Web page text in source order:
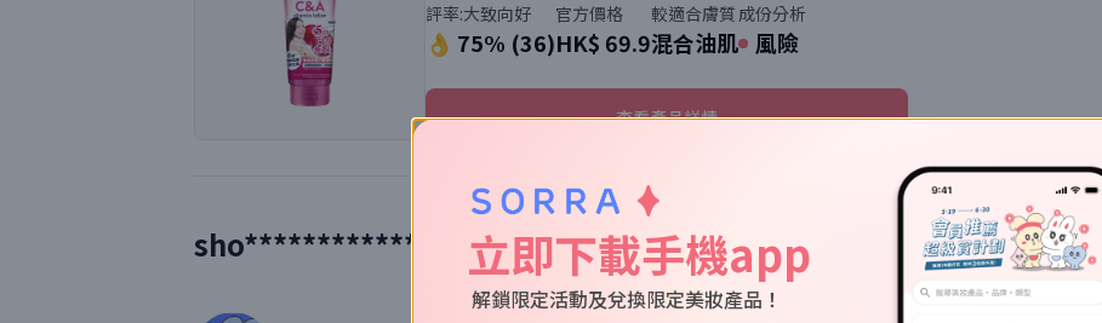
評率:大致向好
👌 75% (36)
官方價格
HK$ 69.9
較適合膚質
混合油肌
成份分析
風險
查看產品詳情
sho**********************com的使用評價
立即下載手機app
解鎖限定活動及兌換限定美妝產品！